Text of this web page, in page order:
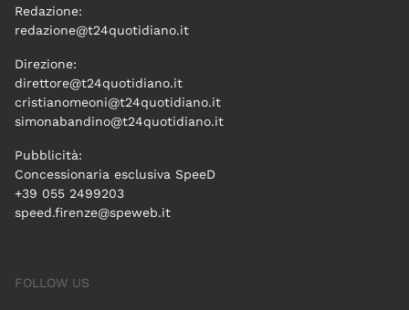
Redazione:
redazione@t24quotidiano.it
Direzione:
direttore@t24quotidiano.it
cristianomeoni@t24quotidiano.it
simonabandino@t24quotidiano.it
Pubblicità:
Concessionaria esclusiva SpeeD
+39 055 2499203
speed.firenze@speweb.it
FOLLOW US